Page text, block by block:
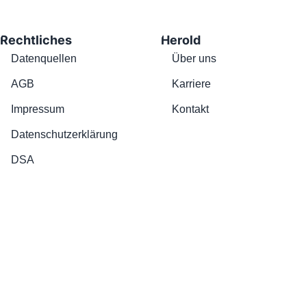
Rechtliches
Datenquellen
AGB
Impressum
Datenschutzerklärung
DSA
Herold
Über uns
Karriere
Kontakt